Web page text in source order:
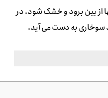
از بین برود و خشک شود. در
سوخاری به دست می آید.